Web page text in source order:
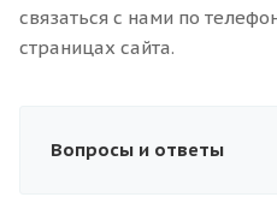
связаться с нами по
страницах сайта.
Вопросы и ответы